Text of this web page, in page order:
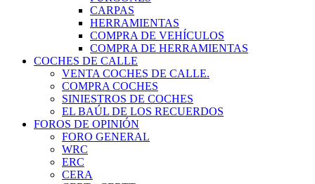
CARPAS
HERRAMIENTAS
COMPRA DE VEHÍCULOS
COMPRA DE HERRAMIENTAS
COCHES DE CALLE
VENTA COCHES DE CALLE.
COMPRA COCHES
SINIESTROS DE COCHES
EL BAÚL DE LOS RECUERDOS
FOROS DE OPINIÓN
FORO GENERAL
WRC
ERC
CERA